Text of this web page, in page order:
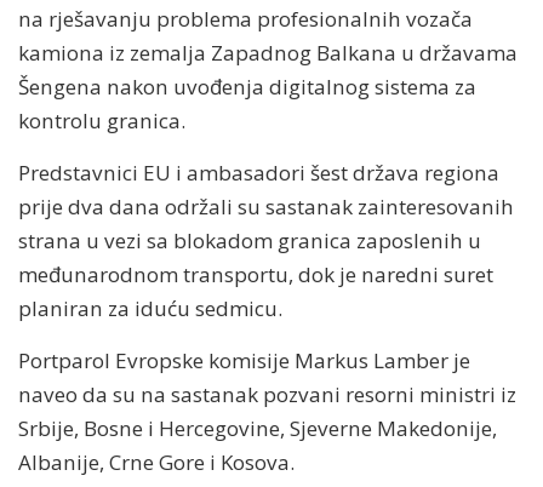
na rješavanju problema profesionalnih vozača
kamiona iz zemalja Zapadnog Balkana u državama
Šengena nakon uvođenja digitalnog sistema za
kontrolu granica.
Predstavnici EU i ambasadori šest država regiona
prije dva dana održali su sastanak zainteresovanih
strana u vezi sa blokadom granica zaposlenih u
međunarodnom transportu, dok je naredni suret
planiran za iduću sedmicu.
Portparol Evropske komisije Markus Lamber je
naveo da su na sastanak pozvani resorni ministri iz
Srbije, Bosne i Hercegovine, Sjeverne Makedonije,
Albanije, Crne Gore i Kosova.